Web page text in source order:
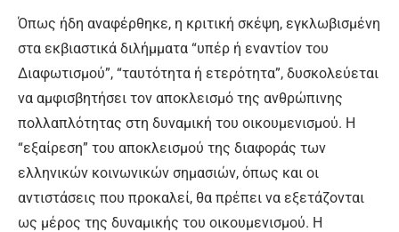
Όπως ήδη αναφέρθηκε, η κριτική σκέψη, εγκλωβισμένη
στα εκβιαστικά διλήμματα “υπέρ ή εναντίον του
Διαφωτισμού”, “ταυτότητα ή ετερότητα”, δυσκολεύεται
να αμφισβητήσει τον αποκλεισμό της ανθρώπινης
πολλαπλότητας στη δυναμική του οικουμενισμού. Η
“εξαίρεση” του αποκλεισμού της διαφοράς των
ελληνικών κοινωνικών σημασιών, όπως και οι
αντιστάσεις που προκαλεί, θα πρέπει να εξετάζονται
ως μέρος της δυναμικής του οικουμενισμού. Η